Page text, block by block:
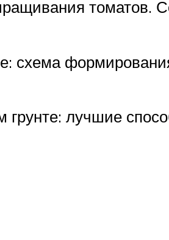
томатов.
схема
лучшие